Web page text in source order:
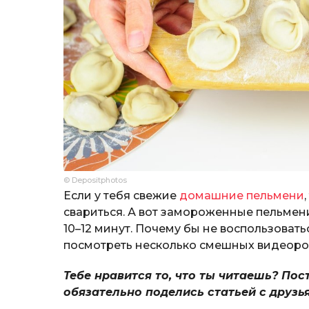
© Depositphotos
Если у тебя свежие домашние пельмени
свариться. А вот замороженные
10–12 минут. Почему бы не
посмотреть несколько смешных
Тебе нравится то, что ты читаешь?
обязательно поделись статьей с